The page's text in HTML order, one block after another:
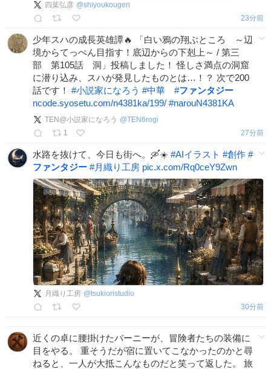
四葉弘彦 @shiyoukougen
23分前
少年スハの成長英雄譚🔥 「白い鴉の翔ぶところ ～辺
境からてっぺん目指す！底辺からの下剋上～ / 第三
部 第105話 洞」投稿しました！ 怪しさ満点の洞窟
に潜り込み、スハが発見したものとは…！？ 次で200
話です！ #小説家になろう #中華 #ファンタジー
ncode.syosetu.com/n4381ka/199/ #narouN4381KA
TEN@小説家になろう @TEN6rogi
1
27分前
水路を抜けて、今日も街へ。🛶☀️ #AIイラスト #創作 #
ファンタジー #月織り工房 pic.x.com/Rq0ceY9Zwn
月織り工房 @tsukioristudio
30分前
近くの卓に腰掛けたバーニーが、冒険者たちの装備に
目をやる。 重そうだが宿に置いてこなかったのかと尋
ねると、一人が大抵こんなものだと笑って返した。 旅